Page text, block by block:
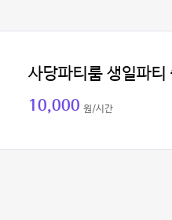
사당파티룸 생일파
10,000 원/시간